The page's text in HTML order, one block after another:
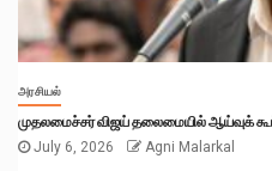
அரசியல்
முதலமைச்சர் விஜய் தலைமையில் ஆய்வுக்
July 6, 2026
Agni Malarkal